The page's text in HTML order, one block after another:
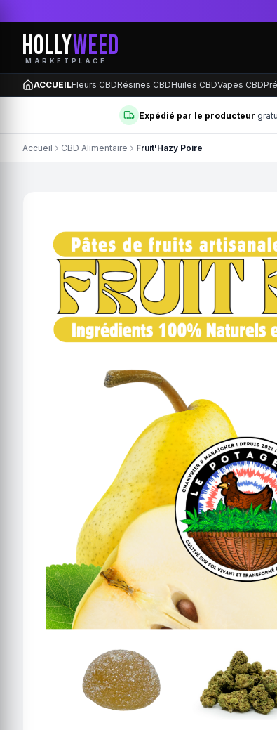
HOLLYWEED
MARKETPLACE
ACCUEILFleurs CBDRésines CBDHuiles CBDVapes CBD
Expédié par le producteur
Accueil CBD Alimentaire Fruit'Hazy Poire